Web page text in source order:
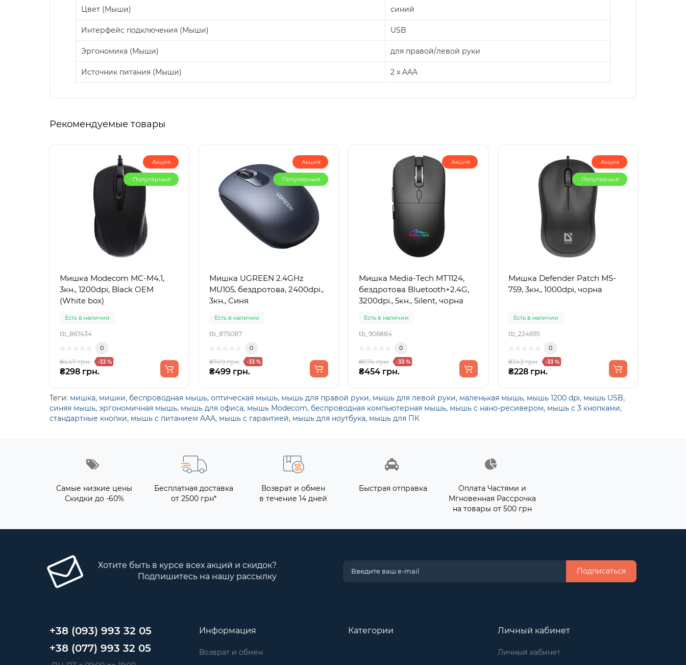
Цвет (Мыши) синий
Интерфейс подключения (Мыши) USB
Эргономика (Мыши) для правой/левой руки
Источник питания (Мыши) 2 x AAA
Рекомендуемые товары
Акция
Популярный
Мишка Modecom MC-M4.1,
3кн., 1200dpi, Black OEM
(White box)
Есть в наличии
tb_867434
0
₴447 грн. -33 %
₴298 грн.
Акция
Популярный
Мишка UGREEN 2.4GHz
MU105, бездротова, 2400dpi.,
3кн., Синя
Есть в наличии
tb_875087
0
₴749 грн. -33 %
₴499 грн.
Акция
Мишка Media-Tech MT1124,
бездротова Bluetooth+2.4G,
3200dpi., 5кн., Silent, чорна
Есть в наличии
tb_906884
0
₴674 грн. -33 %
₴454 грн.
Акция
Популярный
Мишка Defender Patch MS-
759, 3кн., 1000dpi, чорна
Есть в наличии
tb_224695
0
₴342 грн. -33 %
₴228 грн.
Теги: мишка, мишки, беспроводная мышь, оптическая мышь, мышь для правой руки, мышь для левой руки, маленькая мышь, мышь 1200 dpi, мышь USB,
синяя мышь, эргономичная мышь, мышь для офиса, мышь Modecom, беспроводная компьютерная мышь, мышь с нано-ресивером, мышь с 3 кнопками,
стандартные кнопки, мышь с питанием AAA, мышь с гарантией, мышь для ноутбука, мышь для ПК
Самые низкие цены
Скидки до -60%
Бесплатная доставка
от 2500 грн*
Возврат и обмен
в течение 14 дней
Быстрая отправка
Оплата Частями и
Мгновенная Рассрочка
на товары от 500 грн
Хотите быть в курсе всех акций и скидок?
Подпишитесь на нашу рассылку
Подписаться
+38 (093) 993 32 05
+38 (077) 993 32 05
Информация
Возврат и обмен
Категории Личный кабинет
Личный кабинет